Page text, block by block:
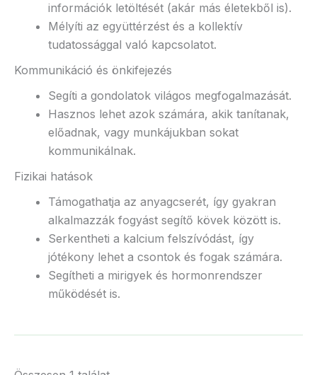
információk letöltését (akár más életekből is).
Mélyíti az együttérzést és a kollektív
tudatossággal való kapcsolatot.
Kommunikáció és önkifejezés
Segíti a gondolatok világos megfogalmazását.
Hasznos lehet azok számára, akik tanítanak,
előadnak, vagy munkájukban sokat
kommunikálnak.
Fizikai hatások
Támogathatja az anyagcserét, így gyakran
alkalmazzák fogyást segítő kövek között is.
Serkentheti a kalcium felszívódást, így
jótékony lehet a csontok és fogak számára.
Segítheti a mirigyek és hormonrendszer
működését is.